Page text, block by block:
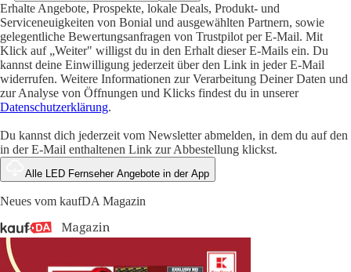
Erhalte Angebote, Prospekte, lokale Deals, Produkt- und
Serviceneuigkeiten von Bonial und ausgewählten Partnern, sowie
gelegentliche Bewertungsanfragen von Trustpilot per E-Mail. Mit
Klick auf „Weiter" willigst du in den Erhalt dieser E-Mails ein. Du
kannst deine Einwilligung jederzeit über den Link in jeder E-Mail
widerrufen. Weitere Informationen zur Verarbeitung Deiner Daten und
zur Analyse von Öffnungen und Klicks findest du in unserer
Datenschutzerklärung.
Du kannst dich jederzeit vom Newsletter abmelden, in dem du auf den
in der E-Mail enthaltenen Link zur Abbestellung klickst.
Alle LED Fernseher Angebote in der App
Neues vom kaufDA Magazin